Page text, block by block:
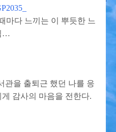
마다 느끼는 이 뿌듯한 느
…
관을 출퇴근 했던 나를 응
감사의 마음을 전한다.